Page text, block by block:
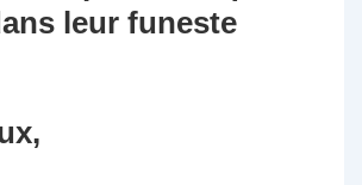
leur funeste